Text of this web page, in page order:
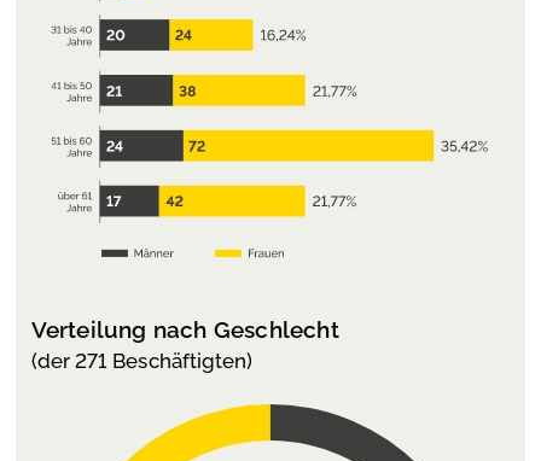
Verteilung nach Geschlecht
(der 271 Beschäftigten)